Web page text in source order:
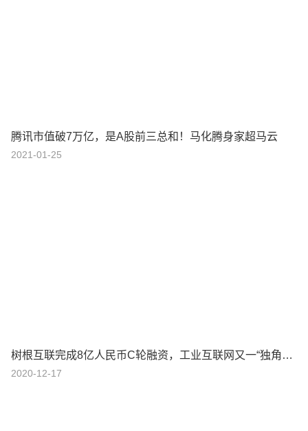
腾讯市值破7万亿，是A股前三总和！马化腾身家超马云
2021-01-25
树根互联完成8亿人民币C轮融资，工业互联网又一“独角兽”诞生
2020-12-17